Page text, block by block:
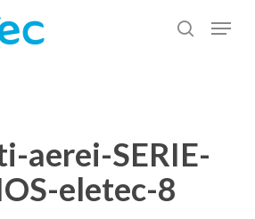
cerca
Menu
aerei-SERIE-
eletec-8